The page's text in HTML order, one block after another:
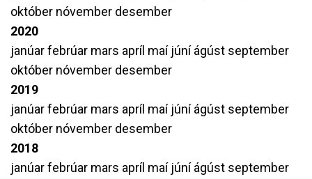
október nóvember desember
2020
janúarfebrúar mars apríl maí júníágúst september
október nóvember desember
2019
janúarfebrúar mars apríl maí júníágúst september
október nóvember desember
2018
janúarfebrúar mars apríl maí júníágúst september